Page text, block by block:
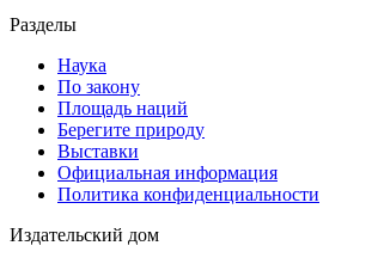
Разделы
Наука
По закону
Площадь наций
Берегите природу
Выставки
Официальная информация
Политика конфиденциальности
Издательский дом